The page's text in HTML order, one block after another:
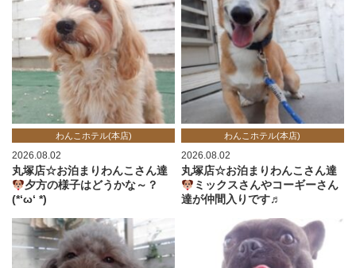
わんこホテル(本店)
2026.08.02
丸塚店☆お泊まりわんこさん達
夕方の様子はどうかな～？
(*‘ω‘ *)
わんこホテル(本店)
2026.08.02
丸塚店☆お泊まりわんこさん達
ミックスさんやコーギーさん
達が仲間入りです♬